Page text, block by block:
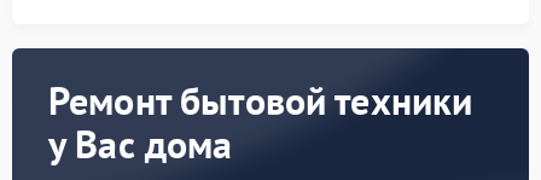
Ремонт бытовой техники
у Вас дома